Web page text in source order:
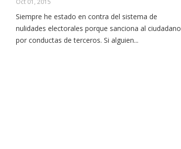
Oct 01, 2015
Siempre he estado en contra del sistema de
nulidades electorales porque sanciona al ciudadano
por conductas de terceros. Si alguien...